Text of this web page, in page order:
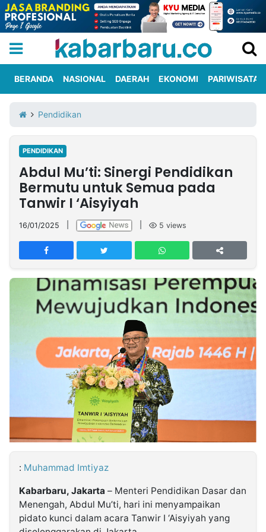
Iklan
Berita
Kami
Nasional
International
Olahraga
Entertainment
Daerah
Pariwisata
Kuliner
Kolom
Network
PT
TREETAN
INDONESIA
Insight
Suara
Lens
Daily
Jalan
Idealita
Kita
Dinamikapost.com
Radar
Seedbacklink
BERANDA NASIONAL DAERAH EKONOMI PARIWISATA
Pendidikan
PENDIDIKAN
Abdul Mu’ti: Sinergi Pendidikan
Bermutu untuk Semua pada
Tanwir I ‘Aisyiyah
16/01/2025 5 views
: Muhammad Imtiyaz
Kabarbaru, Jakarta – Menteri Pendidikan Dasar dan
Menengah, Abdul Mu’ti, hari ini menyampaikan
pidato kunci dalam acara Tanwir I ‘Aisyiyah yang